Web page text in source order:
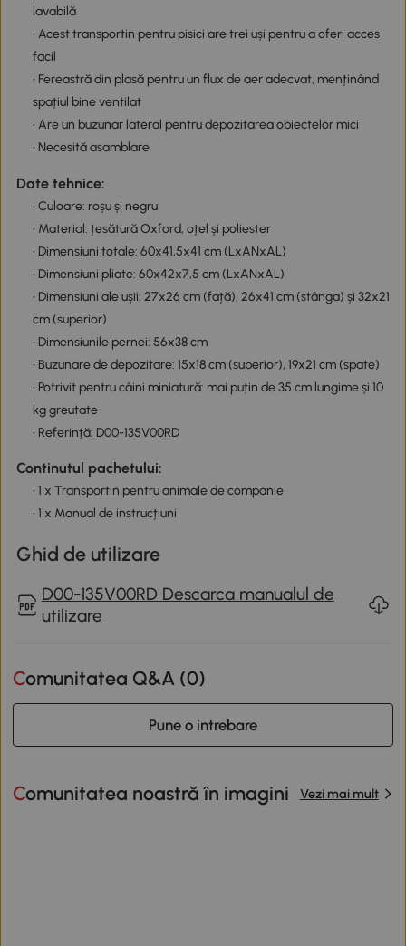
lavabilă
• Acest transportin pentru pisici are trei uși pentru a oferi acces
facil
• Fereastră din plasă pentru un flux de aer adecvat, menținând
spațiul bine ventilat
• Are un buzunar lateral pentru depozitarea obiectelor mici
• Necesită asamblare
Date tehnice:
• Culoare: roșu și negru
• Material: țesătură Oxford, oțel și poliester
• Dimensiuni totale: 60x41,5x41 cm (LxANxAL)
• Dimensiuni pliate: 60x42x7,5 cm (LxANxAL)
• Dimensiuni ale ușii: 27x26 cm (față), 26x41 cm (stânga) și 32x21
cm (superior)
• Dimensiunile pernei: 56x38 cm
• Buzunare de depozitare: 15x18 cm (superior), 19x21 cm (spate)
• Potrivit pentru câini miniatură: mai puțin de 35 cm lungime și 10
kg greutate
• Referință: D00-135V00RD
Continutul pachetului:
• 1 x Transportin pentru animale de companie
• 1 x Manual de instrucțiuni
Ghid de utilizare
D00-135V00RD Descarca manualul de
utilizare
Comunitatea Q&A (0)
Pune o intrebare
Comunitatea noastră în imagini Vezi mai mult